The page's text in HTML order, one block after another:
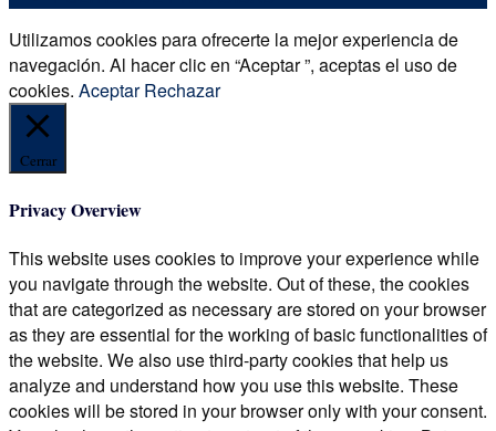
Utilizamos cookies para ofrecerte la mejor experiencia de
navegación. Al hacer clic en “Aceptar ”, aceptas el uso de
cookies. Aceptar Rechazar
Cerrar
Privacy Overview
This website uses cookies to improve your experience while
you navigate through the website. Out of these, the cookies
that are categorized as necessary are stored on your browser
as they are essential for the working of basic functionalities of
the website. We also use third-party cookies that help us
analyze and understand how you use this website. These
cookies will be stored in your browser only with your consent.